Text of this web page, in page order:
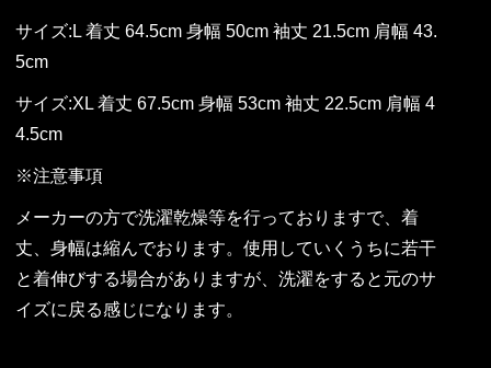
サイズ:L 着丈 64.5cm 身幅 50cm 袖丈 21.5cm 肩幅 43.
5cm
サイズ:XL 着丈 67.5cm 身幅 53cm 袖丈 22.5cm 肩幅 4
4.5cm
※注意事項
メーカーの方で洗濯乾燥等を行っておりますで、着
丈、身幅は縮んでおります。使用していくうちに若干
と着伸びする場合がありますが、洗濯をすると元のサ
イズに戻る感じになります。